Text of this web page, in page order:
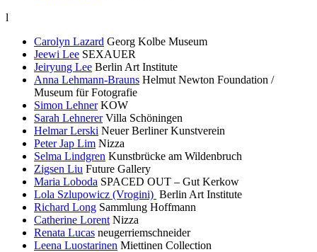
l
Carolyn Lazard Georg Kolbe Museum
Jeewi Lee SEXAUER
Jeiryung Lee Berlin Art Institute
Anna Lehmann-Brauns Helmut Newton Foundation /
Museum für Fotografie
Simon Lehner KOW
Sarah Lehnerer Villa Schöningen
Helmar Lerski Neuer Berliner Kunstverein
Peter Jap Lim Nizza
Selma Lindgren Kunstbrücke am Wildenbruch
Zigsen Liu Future Gallery
Maria Loboda SPACED OUT – Gut Kerkow
Lola Szlupowicz (Vrogini) Berlin Art Institute
Richard Long Sammlung Hoffmann
Catherine Lorent Nizza
Renata Lucas neugerriemschneider
Leena Luostarinen Miettinen Collection